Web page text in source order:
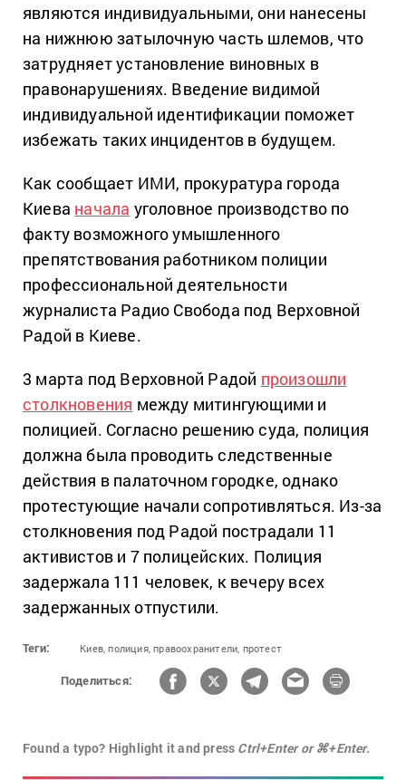
являются индивидуальными, они нанесены
на нижнюю затылочную часть шлемов, что
затрудняет установление виновных в
правонарушениях. Введение видимой
индивидуальной идентификации поможет
избежать таких инцидентов в будущем.
Как сообщает ИМИ, прокуратура города
Киева начала уголовное производство по
факту возможного умышленного
препятствования работником полиции
профессиональной деятельности
журналиста Радио Свобода под Верховной
Радой в Киеве.
3 марта под Верховной Радой произошли
столкновения между митингующими и
полицией. Согласно решению суда, полиция
должна была проводить следственные
действия в палаточном городке, однако
протестующие начали сопротивляться. Из-за
столкновения под Радой пострадали 11
активистов и 7 полицейских. Полиция
задержала 111 человек, к вечеру всех
задержанных отпустили.
Теги: Киев, полиция, правоохранители, протест
Поделиться:
Found a typo? Highlight it and press Ctrl+Enter or ⌘+Enter.